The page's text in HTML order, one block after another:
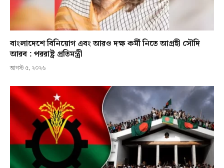
বাংলাদেশে বিনিয়োগ এবং আরও দক্ষ কর্মী নিতে আগ্রহী সৌদি
আরব : পররাষ্ট্র প্রতিমন্ত্রী
আগস্ট ৫, ২০২৬